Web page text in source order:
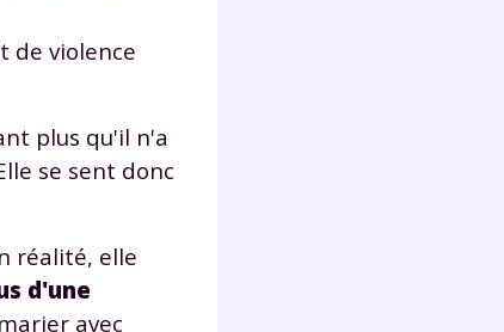
de violence
plus qu'il n'a
se sent donc
réalité, elle
d'une
avec